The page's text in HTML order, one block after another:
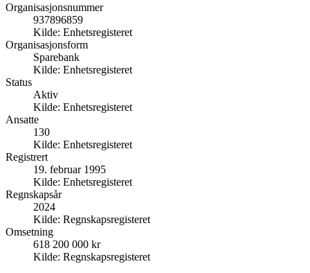
Organisasjonsnummer
937896859
Kilde: Enhetsregisteret
Organisasjonsform
Sparebank
Kilde: Enhetsregisteret
Status
Aktiv
Kilde: Enhetsregisteret
Ansatte
130
Kilde: Enhetsregisteret
Registrert
19. februar 1995
Kilde: Enhetsregisteret
Regnskapsår
2024
Kilde: Regnskapsregisteret
Omsetning
618 200 000 kr
Kilde: Regnskapsregisteret